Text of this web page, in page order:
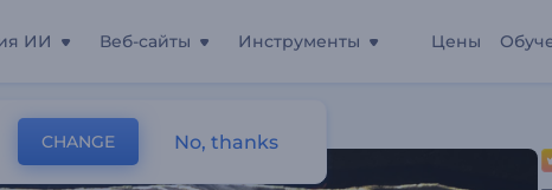
ИИ Веб-сайты Инструменты Цены
CHANGE No, thanks